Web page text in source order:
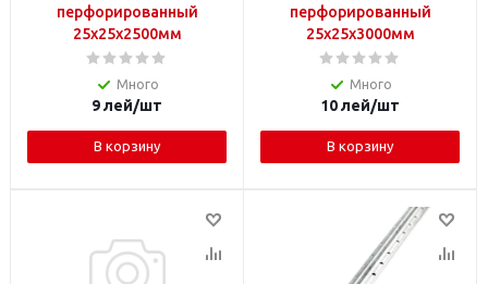
перфорированный
25х25х2500мм
Много
9лей/шт
В корзину
перфорированный
25х25х3000мм
Много
10лей/шт
В корзину